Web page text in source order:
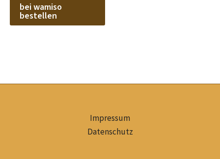
bei wamiso
bestellen
Impressum
Datenschutz